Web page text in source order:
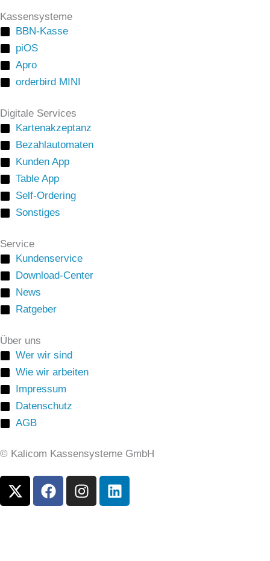
Kassensysteme
BBN-Kasse
piOS
Apro
orderbird MINI
Digitale Services
Kartenakzeptanz
Bezahlautomaten
Kunden App
Table App
Self-Ordering
Sonstiges
Service
Kundenservice
Download-Center
News
Ratgeber
Über uns
Wer wir sind
Wie wir arbeiten
Impressum
Datenschutz
AGB
© Kalicom Kassensysteme GmbH
X
-
F
a
I
n
L
i